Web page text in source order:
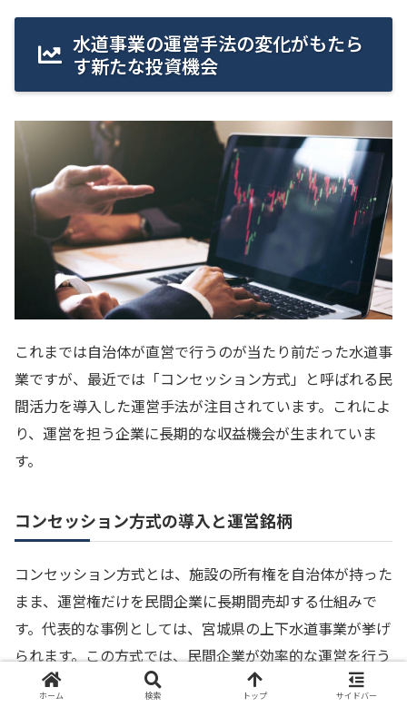
水道事業の運営手法の変化がもたら
す新たな投資機会
これまでは自治体が直営で行うのが当たり前だった水道事
業ですが、最近では「コンセッション方式」と呼ばれる民
間活力を導入した運営手法が注目されています。これによ
り、運営を担う企業に長期的な収益機会が生まれていま
す。
コンセッション方式の導入と運営銘柄
コンセッション方式とは、施設の所有権を自治体が持った
まま、運営権だけを民間企業に長期間売却する仕組みで
す。代表的な事例としては、宮城県の上下水道事業が挙げ
られます。この方式では、民間企業が効率的な運営を行う
ことでコストを削減し、その一部を利益として得ることが
ホーム 検索 トップ サイドバー